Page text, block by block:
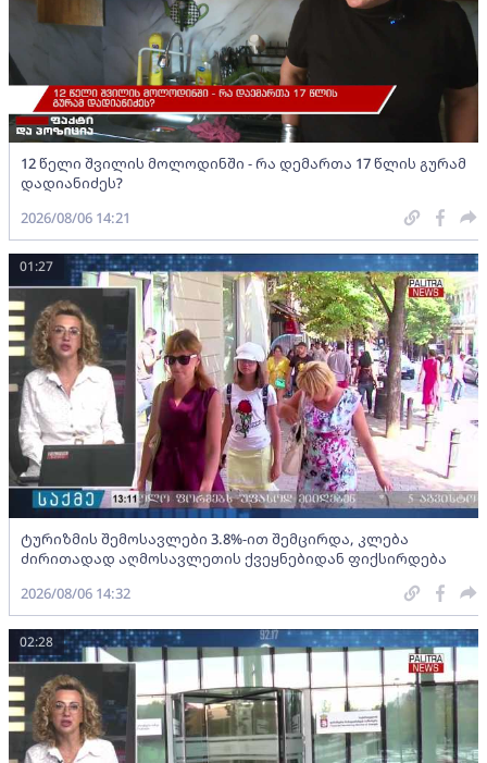
12 წელი შვილის მოლოდინში - რა დემართა 17 წლის გურამ
დადიანიძეს?
2026/08/06 14:21
ტურიზმის შემოსავლები 3.8%-ით შემცირდა, კლება
ძირითადად აღმოსავლეთის ქვეყნებიდან ფიქსირდება
01:27
2026/08/06 14:32
02:28